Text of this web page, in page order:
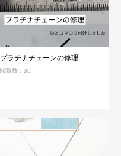
プラチナチェーンの修理
閲覧数：30